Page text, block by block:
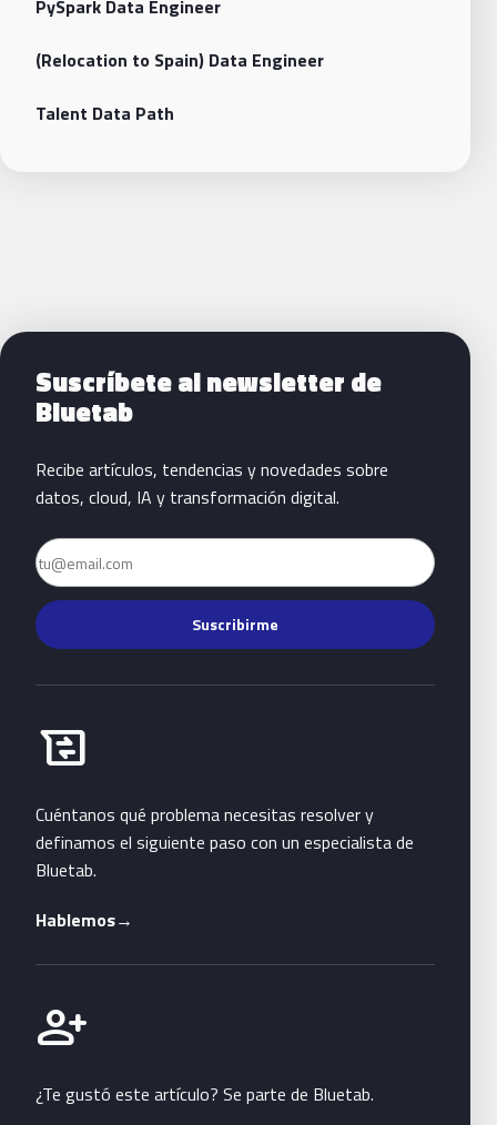
PySpark Data Engineer
(Relocation to Spain) Data Engineer
Talent Data Path
Siguientes pasos con Bluetab
Suscríbete al newsletter de
Bluetab
Recibe artículos, tendencias y novedades sobre
datos, cloud, IA y transformación digital.
Email
Suscribirme
business_messages
Habla con Bluetab
Cuéntanos qué problema necesitas resolver y
definamos el siguiente paso con un especialista de
Bluetab.
Hablemos→
person_add
Únete a Bluetab
¿Te gustó este artículo? Se parte de Bluetab.